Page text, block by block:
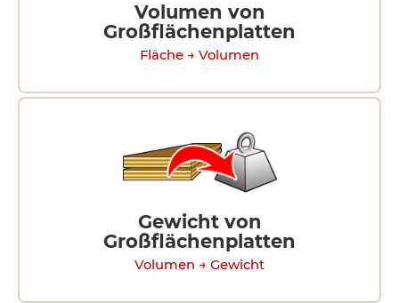
Volumen von
Großflächenplatten
Fläche → Volumen
Gewicht von
Großflächenplatten
Volumen → Gewicht